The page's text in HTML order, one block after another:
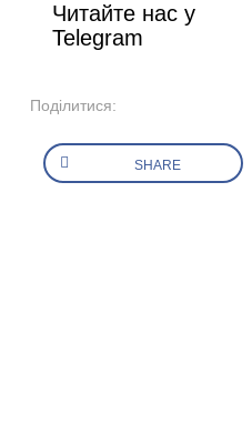
Читайте нас у
Telegram
Поділитися:
SHARE